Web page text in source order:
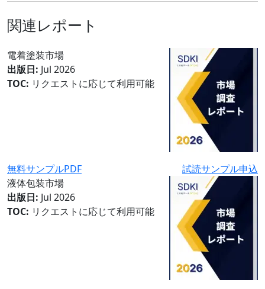
関連レポート
電着塗装市場
出版日: Jul 2026
TOC: リクエストに応じて利用可能
無料サンプルPDF
試読サンプル申込
液体包装市場
出版日: Jul 2026
TOC: リクエストに応じて利用可能